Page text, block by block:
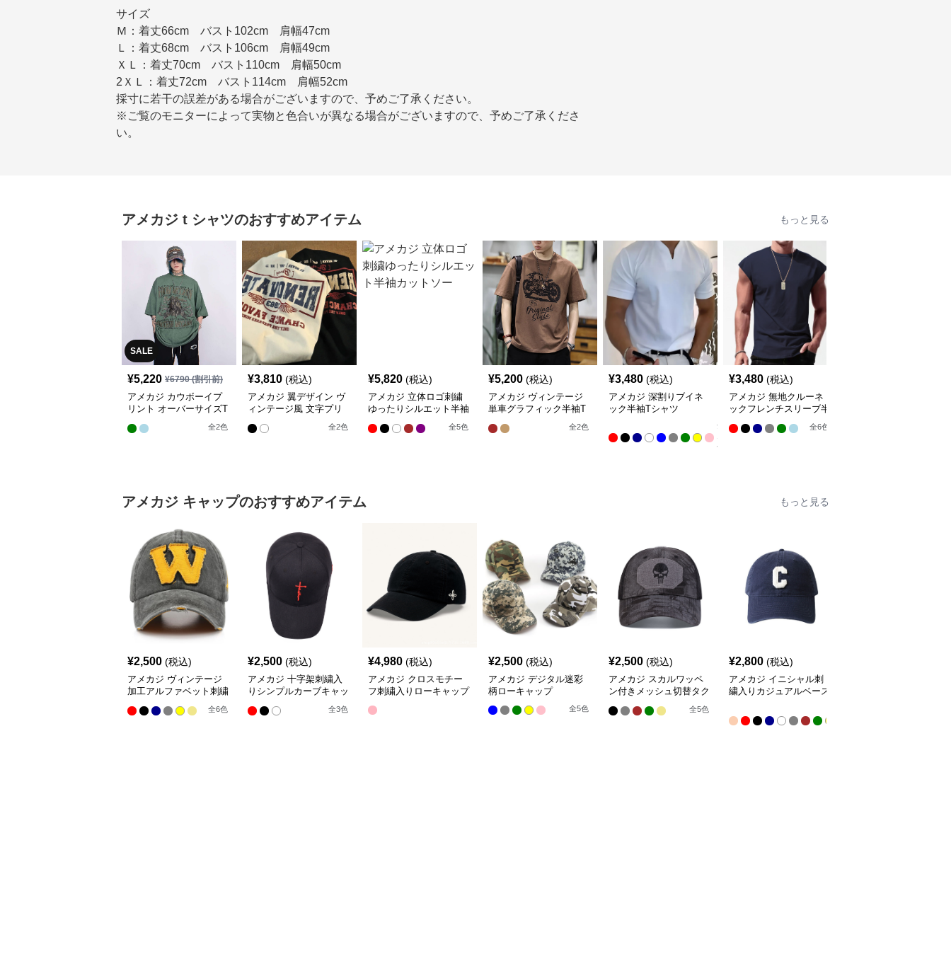
サイズ
Ｍ：着丈66cm バスト102cm 肩幅47cm
Ｌ：着丈68cm バスト106cm 肩幅49cm
ＸＬ：着丈70cm バスト110cm 肩幅50cm
2ＸＬ：着丈72cm バスト114cm 肩幅52cm
採寸に若干の誤差がある場合がございますので、予めご了承ください。
※ご覧のモニターによって実物と色合いが異なる場合がございますので、予めご了承くださ
い。
アメカジ t シャツのおすすめアイテム もっと見る
SALE
¥5,220 ¥6790(割引前)
アメカジ カウボーイプ
リント オーバーサイズT
全2色
¥3,810 (税込)
アメカジ 翼デザイン ヴ
ィンテージ風 文字プリ
全2色
¥5,820 (税込)
アメカジ 立体ロゴ刺繍
ゆったりシルエット半袖
全5色
¥5,200 (税込)
アメカジ ヴィンテージ
単車グラフィック半袖T
全2色
¥3,480 (税込)
アメカジ 深割りブイネ
ック半袖Tシャツ
全
色
¥3,480 (税込)
アメカジ 無地クルーネ
ックフレンチスリーブ半
全6色
アメカジ キャップのおすすめアイテム もっと見る
¥2,500 (税込)
アメカジ ヴィンテージ
加工アルファベット刺繍
全6色
¥2,500 (税込)
アメカジ 十字架刺繍入
りシンプルカーブキャッ
全3色
¥4,980 (税込)
アメカジ クロスモチー
フ刺繍入りローキャップ
¥2,500 (税込)
アメカジ デジタル迷彩
柄ローキャップ
全5色
¥2,500 (税込)
アメカジ スカルワッペ
ン付きメッシュ切替タク
全5色
¥2,800 (税込)
アメカジ イニシャル刺
繍入りカジュアルベース